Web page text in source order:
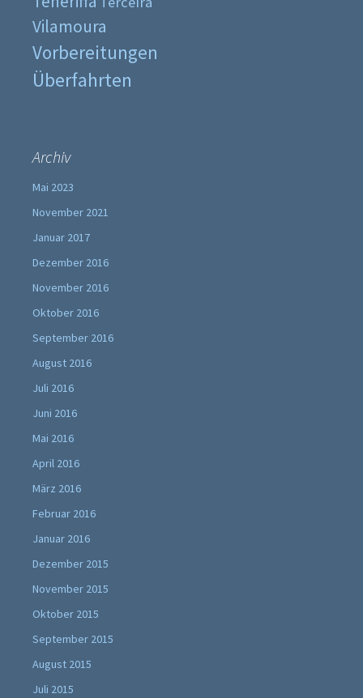
Vilamoura
Vorbereitungen
Überfahrten
Archiv
Mai 2023
November 2021
Januar 2017
Dezember 2016
November 2016
Oktober 2016
September 2016
August 2016
Juli 2016
Juni 2016
Mai 2016
April 2016
März 2016
Februar 2016
Januar 2016
Dezember 2015
November 2015
Oktober 2015
September 2015
August 2015
Juli 2015